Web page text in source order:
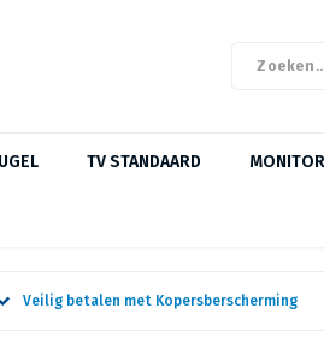
TV STANDAARD
Veilig betalen met Kopersberscherming